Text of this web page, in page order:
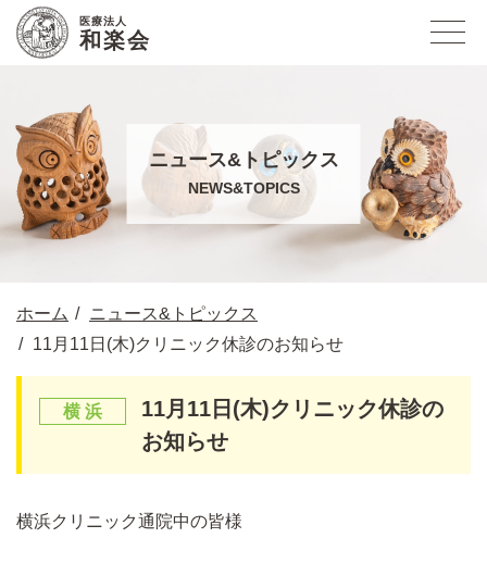
医療法人
和楽会
ニュース&トピックス
NEWS&TOPICS
ホーム
ニュース&トピックス
11月11日(木)クリニック休診のお知らせ
11月11日(木)クリニック休診の
お知らせ
横浜クリニック通院中の皆様